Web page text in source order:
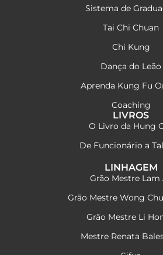
Sistema de
Tai Chi Chuan
Chi Kung
Dança do Leão
Aprenda Kung Fu
Coaching
LIVROS
O Livro da Hung
De Funcionário a
LINHAGEM
Grão Mestre Lam
Grão Mestre Wong
Grão Mestre Li
Mestre Renata